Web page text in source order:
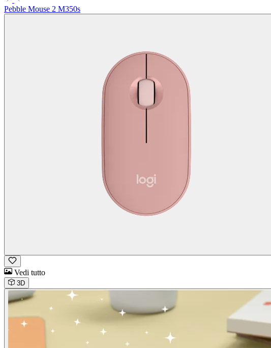
Pebble Mouse 2 M350s
Vedi tutto
3D